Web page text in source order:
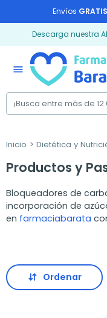
Envíos GRATIS
Descarga nuestra
menu
Inicio Dietética y
Productos y
Bloqueadores de
incorporación de
en farmaciabarata
Ordenar